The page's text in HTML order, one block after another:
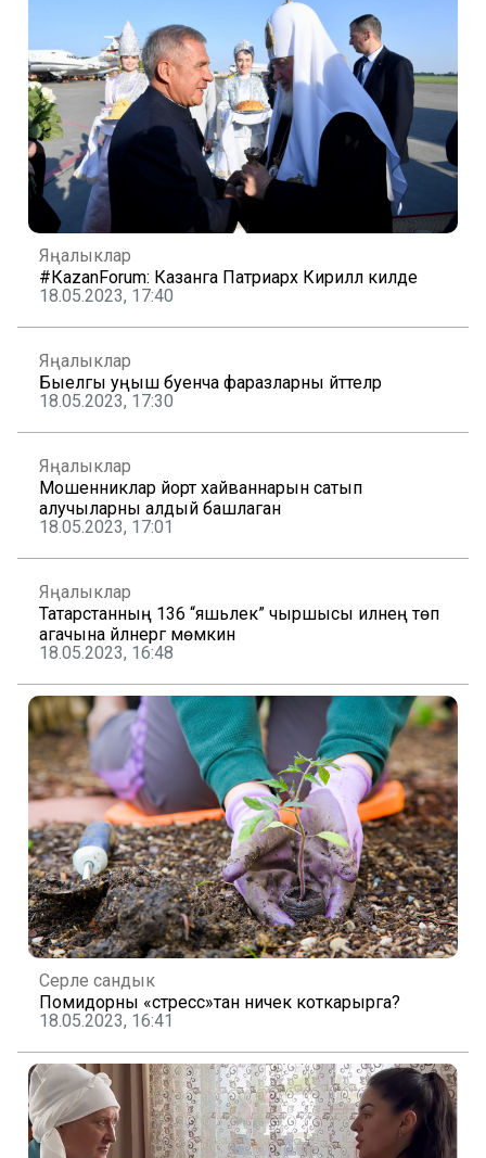
Яңалыклар
#КаzanForum: Казанга Патриарх Кирилл килде
18.05.2023, 17:40
Яңалыклар
Быелгы уңыш буенча фаразларны әйттеләр
18.05.2023, 17:30
Яңалыклар
Мошенниклар йорт хайваннарын сатып
алучыларны алдый башлаган
18.05.2023, 17:01
Яңалыклар
Татарстанның 136 “яшьлек” чыршысы илнең төп
агачына әйләнергә мөмкин
18.05.2023, 16:48
Серле сандык
Помидорны «стресс»тан ничек коткарырга?
18.05.2023, 16:41